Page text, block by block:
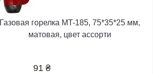
Газовая горелка MT-185, 75*35*25 мм,
матовая, цвет ассорти
91 ₴